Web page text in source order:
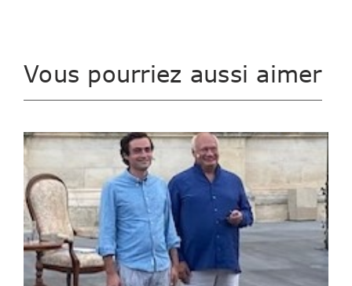
Vous pourriez aussi aimer